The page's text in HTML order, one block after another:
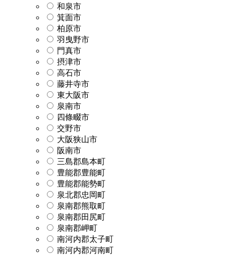
和泉市
箕面市
柏原市
羽曳野市
門真市
摂津市
高石市
藤井寺市
東大阪市
泉南市
四條畷市
交野市
大阪狭山市
阪南市
三島郡島本町
豊能郡豊能町
豊能郡能勢町
泉北郡忠岡町
泉南郡熊取町
泉南郡田尻町
泉南郡岬町
南河内郡太子町
南河内郡河南町